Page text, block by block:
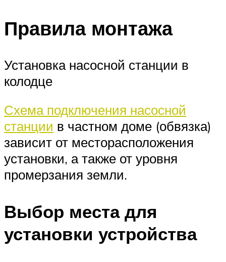
Правила монтажа
Установка насосной станции в
колодце
Схема подключения насосной
станции в частном доме (обвязка)
зависит от месторасположения
установки, а также от уровня
промерзания земли.
Выбор места для
установки устройства